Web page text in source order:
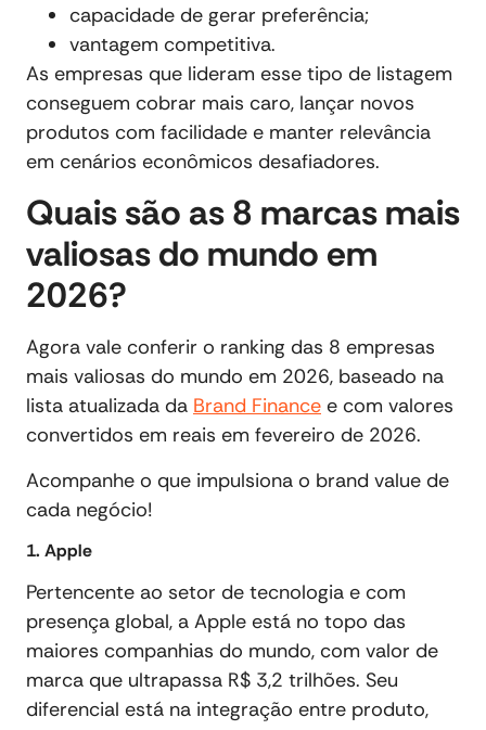
capacidade de gerar preferência;
vantagem competitiva.
As empresas que lideram esse tipo de listagem
conseguem cobrar mais caro, lançar novos
produtos com facilidade e manter relevância
em cenários econômicos desafiadores.
Quais são as 8 marcas mais
valiosas do mundo em
2026?
Agora vale conferir o ranking das 8 empresas
mais valiosas do mundo em 2026, baseado na
lista atualizada da Brand Finance e com valores
convertidos em reais em fevereiro de 2026.
Acompanhe o que impulsiona o brand value de
cada negócio!
1. Apple
Pertencente ao setor de tecnologia e com
presença global, a Apple está no topo das
maiores companhias do mundo, com valor de
marca que ultrapassa R$ 3,2 trilhões. Seu
diferencial está na integração entre produto,